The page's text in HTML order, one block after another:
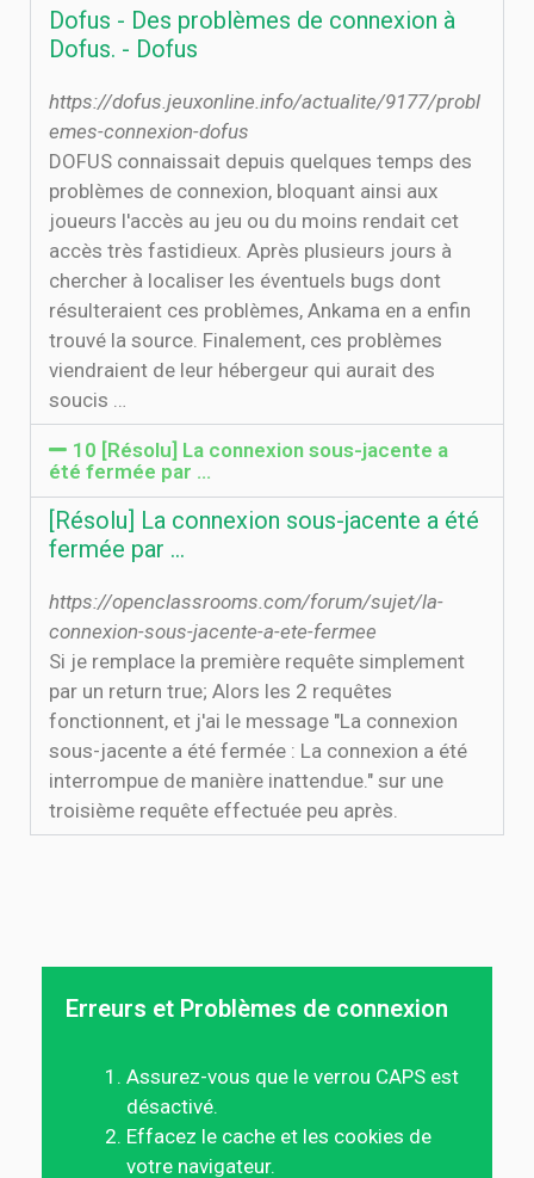
Dofus - Des problèmes de connexion à
Dofus. - Dofus
https://dofus.jeuxonline.info/actualite/9177/probl
emes-connexion-dofus
DOFUS connaissait depuis quelques temps des
problèmes de connexion, bloquant ainsi aux
joueurs l'accès au jeu ou du moins rendait cet
accès très fastidieux. Après plusieurs jours à
chercher à localiser les éventuels bugs dont
résulteraient ces problèmes, Ankama en a enfin
trouvé la source. Finalement, ces problèmes
viendraient de leur hébergeur qui aurait des
soucis …
10 [Résolu] La connexion sous-jacente a
été fermée par ...
[Résolu] La connexion sous-jacente a été
fermée par ...
https://openclassrooms.com/forum/sujet/la-
connexion-sous-jacente-a-ete-fermee
Si je remplace la première requête simplement
par un return true; Alors les 2 requêtes
fonctionnent, et j'ai le message "La connexion
sous-jacente a été fermée : La connexion a été
interrompue de manière inattendue." sur une
troisième requête effectuée peu après.
Erreurs et Problèmes de connexion
Assurez-vous que le verrou CAPS est
désactivé.
Effacez le cache et les cookies de
votre navigateur.